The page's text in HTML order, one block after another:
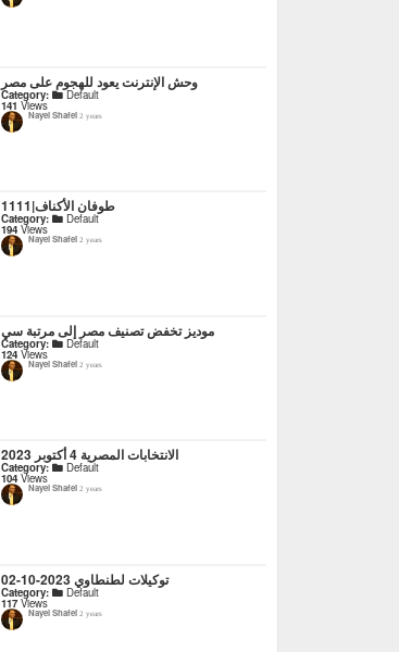
وحش الإنترنت يعود للهجوم على مصر
Category: Default
141 Views
Nayel Shafei 2 years
1111|طوفان الأكناف
Category: Default
194 Views
Nayel Shafei 2 years
موديز تخفض تصنيف مصر إلى مرتبة سي
Category: Default
124 Views
Nayel Shafei 2 years
الانتخابات المصرية 4 أكتوبر 2023
Category: Default
104 Views
Nayel Shafei 2 years
توكيلات لطنطاوي 2023-10-02
Category: Default
117Views
Nayel Shafei 2 years